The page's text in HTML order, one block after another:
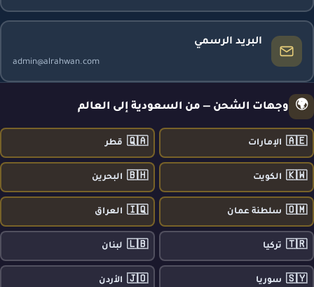
البريد الرسمي
admin@alrahwan.com
🌍 وجهات الشحن — من السعودية إلى العالم
🇦🇪 الإمارات 🇶🇦 قطر
🇰🇼 الكويت 🇧🇭 البحرين
🇴🇲 سلطنة عمان 🇮🇶 العراق
🇹🇷 تركيا 🇱🇧 لبنان
🇸🇾 سوريا 🇯🇴 الأردن